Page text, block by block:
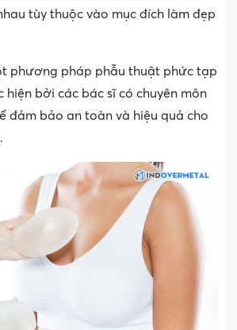
tùy thuộc vào mục đích làm đẹp
phương pháp phẫu thuật phức tạp
bởi các bác sĩ có chuyên môn
đảm bảo an toàn và hiệu quả cho